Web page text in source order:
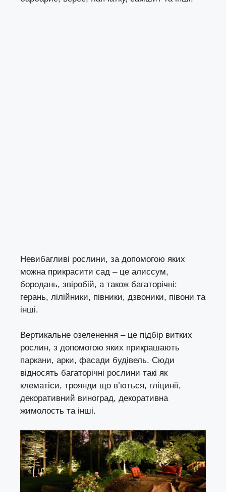
Невибагливі рослини, за допомогою яких
можна прикрасити сад – це алиссум,
бородань, звіробій, а також багаторічні:
герань, лілійники, півники, дзвоники, півони та
інші.
Вертикальне озеленення – це підбір витких
рослин, з допомогою яких прикрашають
паркани, арки, фасади будівель. Сюди
відносять багаторічні рослини такі як
клематіси, троянди що в’ються, гліцинії,
декоративний виноград, декоративна
жимолость та інші.